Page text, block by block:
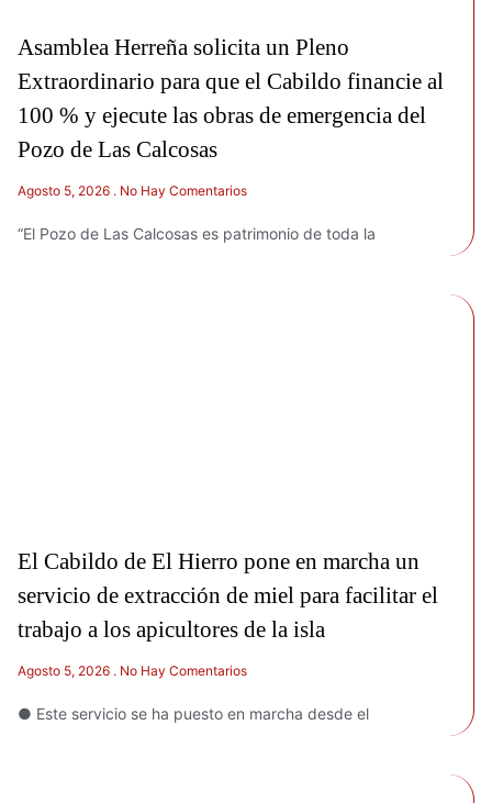
Asamblea Herreña solicita un Pleno
Extraordinario para que el Cabildo financie al
100 % y ejecute las obras de emergencia del
Pozo de Las Calcosas
Agosto 5, 2026 No Hay Comentarios
“El Pozo de Las Calcosas es patrimonio de toda la
El Cabildo de El Hierro pone en marcha un
servicio de extracción de miel para facilitar el
trabajo a los apicultores de la isla
Agosto 5, 2026 No Hay Comentarios
● Este servicio se ha puesto en marcha desde el